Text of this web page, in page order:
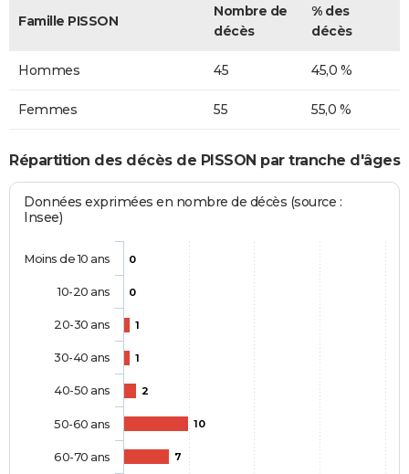
Famille PISSON
Nombre de
décès
% des
décès
Hommes 45 45,0 %
Femmes 55 55,0 %
Répartition des décès de PISSON par tranche d'âges
Données exprimées en nombre de décès (source :
Insee)
0
0
1
1
2
10
7
Moins de 10 ans
10-20 ans
20-30 ans
30-40 ans
40-50 ans
50-60 ans
60-70 ans